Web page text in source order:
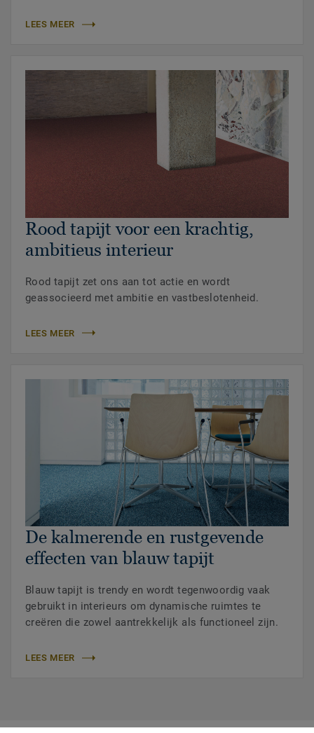
LEES MEER
Rood tapijt voor een krachtig,
ambitieus interieur
Rood tapijt zet ons aan tot actie en wordt
geassocieerd met ambitie en vastbeslotenheid.
LEES MEER
De kalmerende en rustgevende
effecten van blauw tapijt
Blauw tapijt is trendy en wordt tegenwoordig vaak
gebruikt in interieurs om dynamische ruimtes te
creëren die zowel aantrekkelijk als functioneel zijn.
LEES MEER